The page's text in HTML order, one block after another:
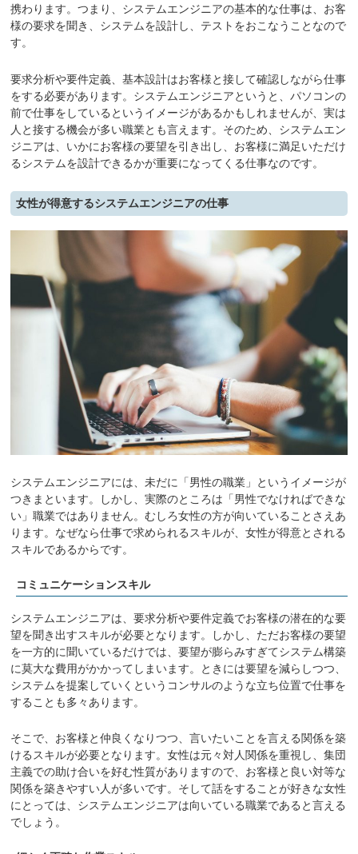
携わります。つまり、システムエンジニアの基本的な仕事は、お客
様の要求を聞き、システムを設計し、テストをおこなうことなので
す。
要求分析や要件定義、基本設計はお客様と接して確認しながら仕事
をする必要があります。システムエンジニアというと、パソコンの
前で仕事をしているというイメージがあるかもしれませんが、実は
人と接する機会が多い職業とも言えます。そのため、システムエン
ジニアは、いかにお客様の要望を引き出し、お客様に満足いただけ
るシステムを設計できるかが重要になってくる仕事なのです。
女性が得意するシステムエンジニアの仕事
システムエンジニアには、未だに「男性の職業」というイメージが
つきまといます。しかし、実際のところは「男性でなければできな
い」職業ではありません。むしろ女性の方が向いていることさえあ
ります。なぜなら仕事で求められるスキルが、女性が得意とされる
スキルであるからです。
コミュニケーションスキル
システムエンジニアは、要求分析や要件定義でお客様の潜在的な要
望を聞き出すスキルが必要となります。しかし、ただお客様の要望
を一方的に聞いているだけでは、要望が膨らみすぎてシステム構築
に莫大な費用がかかってしまいます。ときには要望を減らしつつ、
システムを提案していくというコンサルのような立ち位置で仕事を
することも多々あります。
そこで、お客様と仲良くなりつつ、言いたいことを言える関係を築
けるスキルが必要となります。女性は元々対人関係を重視し、集団
主義での助け合いを好む性質がありますので、お客様と良い対等な
関係を築きやすい人が多いです。そして話をすることが好きな女性
にとっては、システムエンジニアは向いている職業であると言える
でしょう。